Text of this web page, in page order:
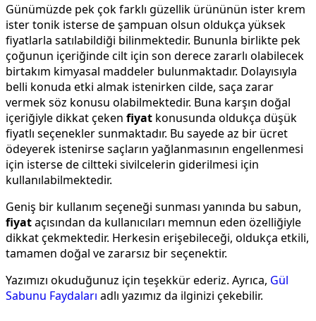
Günümüzde pek çok farklı güzellik ürününün ister krem
ister tonik isterse de şampuan olsun oldukça yüksek
fiyatlarla satılabildiği bilinmektedir. Bununla birlikte pek
çoğunun içeriğinde cilt için son derece zararlı olabilecek
birtakım kimyasal maddeler bulunmaktadır. Dolayısıyla
belli konuda etki almak istenirken cilde, saça zarar
vermek söz konusu olabilmektedir. Buna karşın doğal
içeriğiyle dikkat çeken fiyat konusunda oldukça düşük
fiyatlı seçenekler sunmaktadır. Bu sayede az bir ücret
ödeyerek istenirse saçların yağlanmasının engellenmesi
için isterse de ciltteki sivilcelerin giderilmesi için
kullanılabilmektedir.
Geniş bir kullanım seçeneği sunması yanında bu sabun,
fiyataçısından da kullanıcıları memnun eden özelliğiyle
dikkat çekmektedir. Herkesin erişebileceği, oldukça etkili,
tamamen doğal ve zararsız bir seçenektir.
Yazımızı okuduğunuz için teşekkür ederiz. Ayrıca, Gül
Sabunu Faydaları adlı yazımız da ilginizi çekebilir.